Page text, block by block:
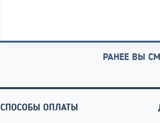
РАНЕЕ ВЫ
СПОСОБЫ ОПЛАТЫ